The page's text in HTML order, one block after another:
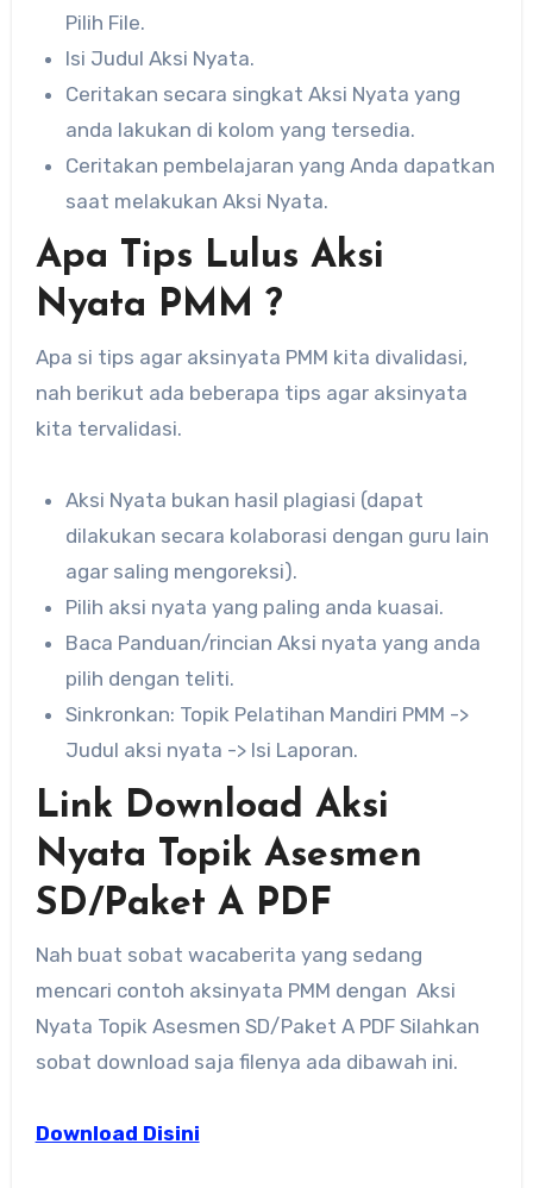
Pilih File.
Isi Judul Aksi Nyata.
Ceritakan secara singkat Aksi Nyata yang
anda lakukan di kolom yang tersedia.
Ceritakan pembelajaran yang Anda dapatkan
saat melakukan Aksi Nyata.
Apa Tips Lulus Aksi
Nyata PMM ?
Apa si tips agar aksinyata PMM kita divalidasi,
nah berikut ada beberapa tips agar aksinyata
kita tervalidasi.
Aksi Nyata bukan hasil plagiasi (dapat
dilakukan secara kolaborasi dengan guru lain
agar saling mengoreksi).
Pilih aksi nyata yang paling anda kuasai.
Baca Panduan/rincian Aksi nyata yang anda
pilih dengan teliti.
Sinkronkan: Topik Pelatihan Mandiri PMM ->
Judul aksi nyata -> Isi Laporan.
Link Download Aksi
Nyata Topik Asesmen
SD/Paket A PDF
Nah buat sobat wacaberita yang sedang
mencari contoh aksinyata PMM dengan Aksi
Nyata Topik Asesmen SD/Paket A PDF Silahkan
sobat download saja filenya ada dibawah ini.
Download Disini